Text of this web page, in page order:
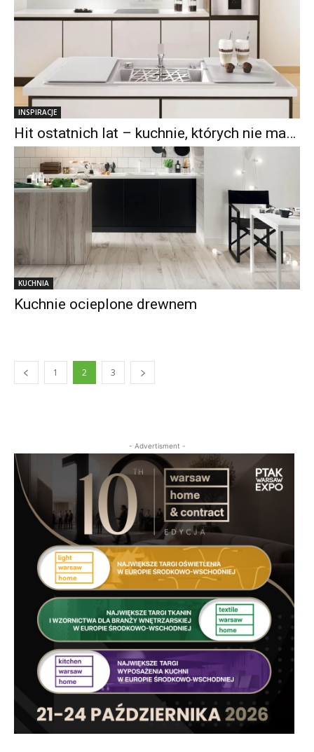
INSPIRACJE
Hit ostatnich lat – kuchnie, których nie ma…
KUCHNIA
Kuchnie ocieplone drewnem
1 2 3
- Advertisment -